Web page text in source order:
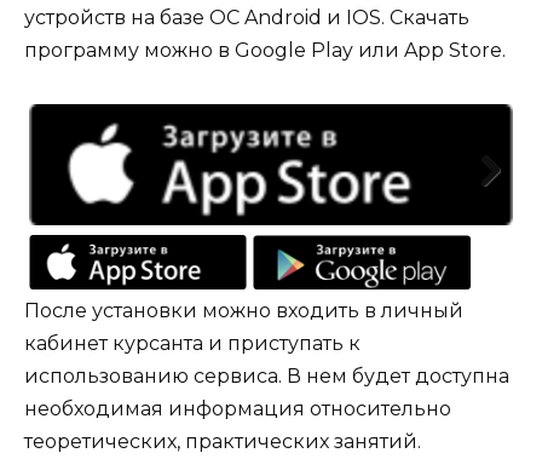
устройств на базе ОС Android и IOS. Скачать
программу можно в Google Play или App Store.
После установки можно входить в личный
кабинет курсанта и приступать к
использованию сервиса. В нем будет доступна
необходимая информация относительно
теоретических, практических занятий.